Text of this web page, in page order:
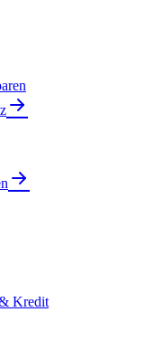
Kredit